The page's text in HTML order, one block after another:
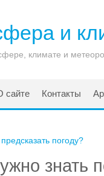
и
климате и
сайте Контакты
погоду?
знать